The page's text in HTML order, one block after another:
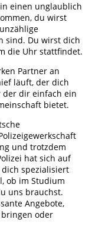
einen unglaublich
du wirst
sind. Du wirst dich
die Uhr stattfindet.
Partner an
läuft, der dich
dir einfach ein
bietet.
und trotzdem
hat sich auf
spezialisiert
ob im Studium
uns brauchst.
Angebote,
oder